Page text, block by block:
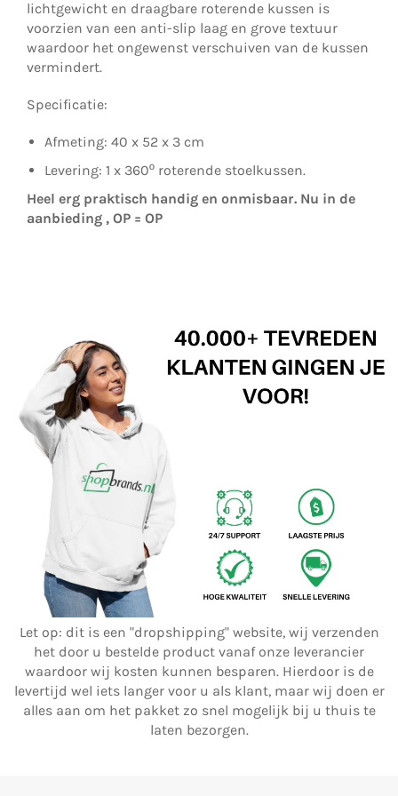
lichtgewicht en draagbare roterende kussen is
voorzien van een anti-slip laag en grove textuur
waardoor het ongewenst verschuiven van de kussen
vermindert.
Specificatie:
Afmeting: 40 x 52 x 3 cm
Levering: 1 x 360º roterende stoelkussen.
Heel erg praktisch handig en onmisbaar. Nu in de
aanbieding , OP = OP
Let op: dit is een "dropshipping" website, wij verzenden
het door u bestelde product vanaf onze leverancier
waardoor wij kosten kunnen besparen. Hierdoor is de
levertijd wel iets langer voor u als klant, maar wij doen er
alles aan om het pakket zo snel mogelijk bij u thuis te
laten bezorgen.